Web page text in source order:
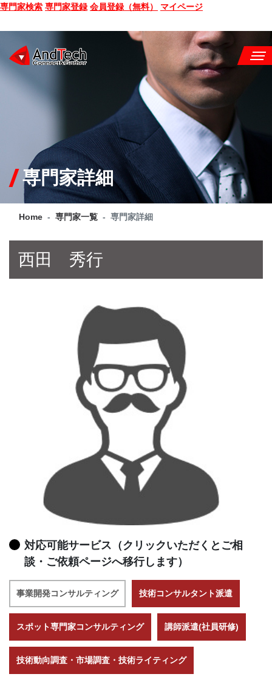
専門家検索 専門家登録 会員登録（無料） マイページ
CONSULTING
SERVICE
COMPANY
Q&A
専門家詳細
Home 専門家一覧 専門家詳細
西田 秀行
対応可能サービス（クリックいただくとご相
談・ご依頼ページへ移行します）
事業開発コンサルティング 技術コンサルタント派遣
スポット専門家コンサルティング 講師派遣(社員研修)
技術動向調査・市場調査・技術ライティング